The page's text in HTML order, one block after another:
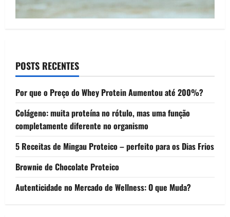
POSTS RECENTES
Por que o Preço do Whey Protein Aumentou até 200%?
Colágeno: muita proteína no rótulo, mas uma função
completamente diferente no organismo
5 Receitas de Mingau Proteico – perfeito para os Dias Frios
Brownie de Chocolate Proteico
Autenticidade no Mercado de Wellness: O que Muda?